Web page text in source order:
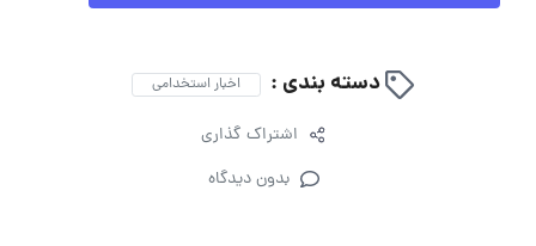
دسته بندی : اخبار استخدامی
اشتراک گذاری
بدون دیدگاه